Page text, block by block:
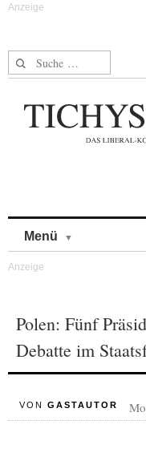
Suche nach:
Menü
Polen: Fünf
Debatte im
VON GASTAUTOR